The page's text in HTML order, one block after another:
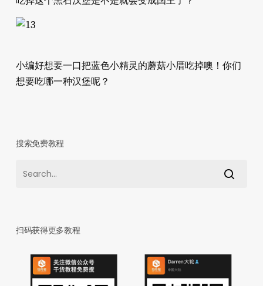
小编好想要一口把蓝色小精灵的蘑菇小厝吃掉噢！你们
想要吃哪一种汉堡呢？
搜索免费教程
扫码获得更多教程